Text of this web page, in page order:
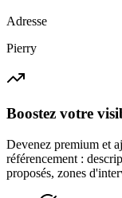
Adresse
Pierry
Boostez votre
Devenez premium et
référencement :
proposés, zones